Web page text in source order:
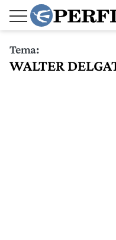
Tema:
WALTER